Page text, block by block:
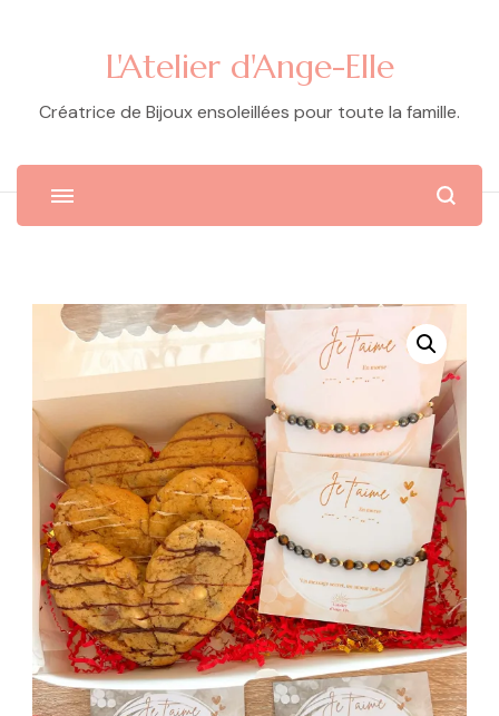
L'Atelier d'Ange-Elle
Créatrice de Bijoux ensoleillées pour toute la famille.